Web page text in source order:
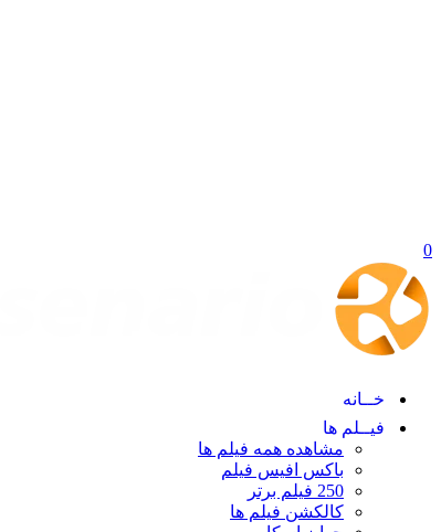
0
خــانه
فیــلم ها
مشاهده همه فیلم ها
باکس افیس فیلم
250 فیلم برتر
کالکشن فیلم ها